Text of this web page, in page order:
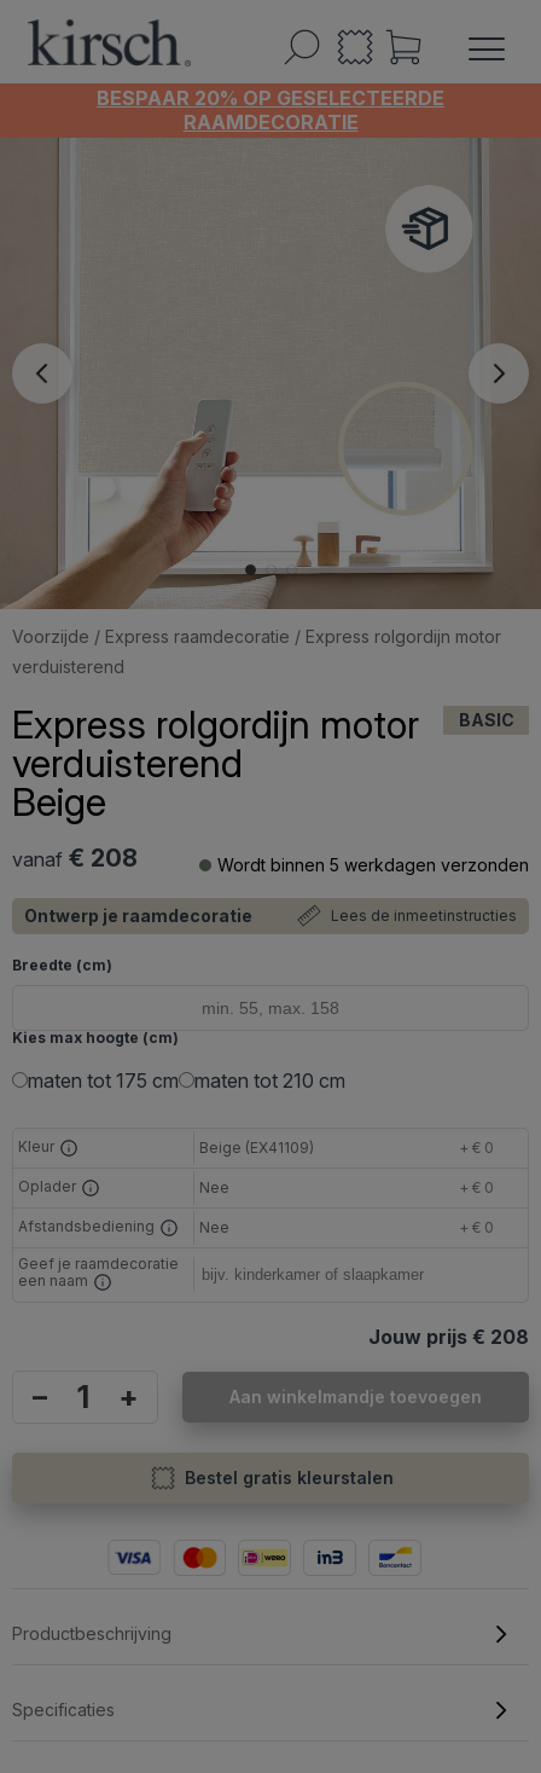
BESPAAR 20% OP GESELECTEERDE
RAAMDECORATIE
Voorzijde / Express raamdecoratie / Express rolgordijn motor
verduisterend
Express rolgordijn motor
verduisterend
Beige
BASIC
vanaf € 208 Wordt binnen 5 werkdagen verzonden
Ontwerp je raamdecoratie Lees de inmeetinstructies
Breedte (cm)
Kies max hoogte (cm)
maten tot 175 cm maten tot 210 cm
Kleur Beige (EX41109) + € 0
Oplader Nee + € 0
Afstandsbediening Nee
+ € 0
Geef je raamdecoratie
een naam
Jouw prijs € 208
– + Aan winkelmandje toevoegen
Bestel gratis kleurstalen
Productbeschrijving
Specificaties